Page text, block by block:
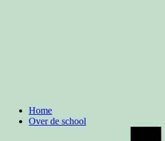
Home
Over de school